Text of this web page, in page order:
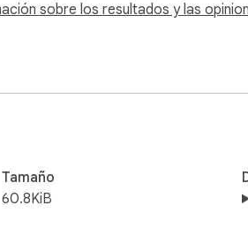
sobre los resultados y las
Tamaño
60.8KiB